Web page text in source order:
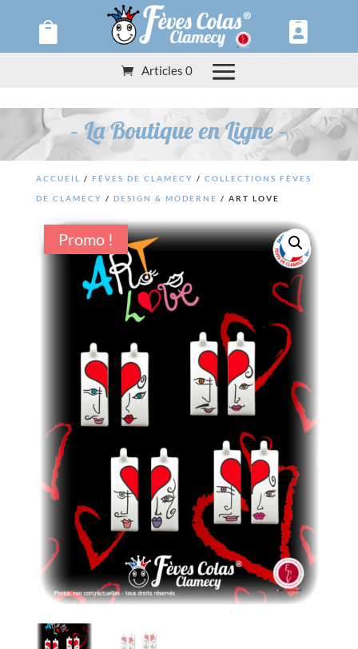
Panneau de gestion des cookies
 
Articles 0
– La Boutique en Ligne –
ACCUEIL / FÈVES DE CLAMECY / COLLECTIONS FÈVES
DE CLAMECY / DESIGN & MODERNE / ART LOVE
Promo !